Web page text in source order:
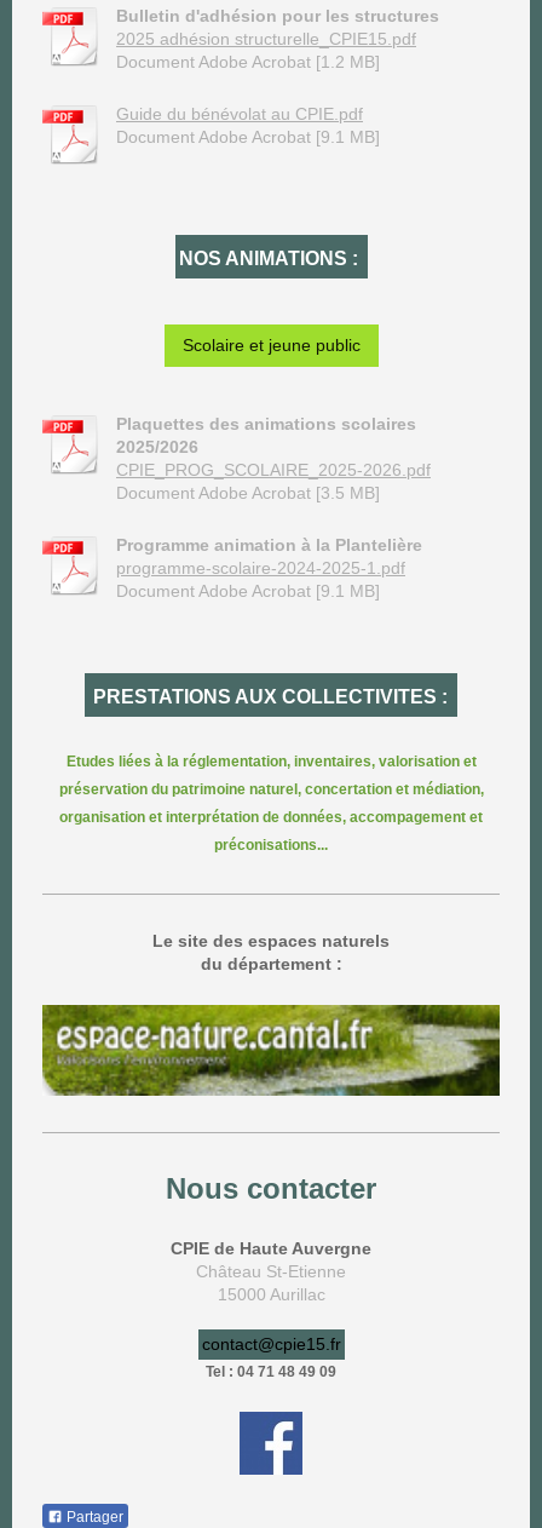
Bulletin d'adhésion pour les structures
2025 adhésion structurelle_CPIE15.pdf
Document Adobe Acrobat [1.2 MB]
Guide du bénévolat au CPIE.pdf
Document Adobe Acrobat [9.1 MB]
NOS ANIMATIONS :
Scolaire et jeune public
Plaquettes des animations scolaires
2025/2026
CPIE_PROG_SCOLAIRE_2025-2026.pdf
Document Adobe Acrobat [3.5 MB]
Programme animation à la Plantelière
programme-scolaire-2024-2025-1.pdf
Document Adobe Acrobat [9.1 MB]
PRESTATIONS AUX COLLECTIVITES :
Etudes liées à la réglementation, inventaires, valorisation et
préservation du patrimoine naturel, concertation et médiation,
organisation et interprétation de données, accompagement et
préconisations...
Le site des espaces naturels
du département :
Nous contacter
CPIE de Haute Auvergne
Château St-Etienne
15000 Aurillac
contact@cpie15.fr
Tel : 04 71 48 49 09
Partager